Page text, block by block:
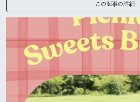
この記事の詳細